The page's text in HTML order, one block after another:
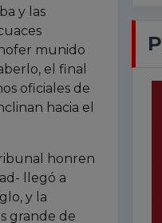
y las
munido
el final
oficiales de
hacia el
honren
llegó a
y la
grande de